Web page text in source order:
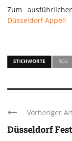
Zum
Düsseldorf Appell
STICHWORTE RCU
Vorheriger
Düsseldorf